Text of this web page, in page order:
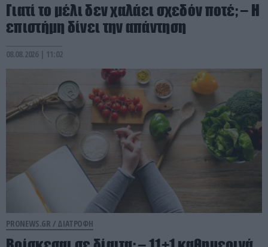
Γιατί το μέλι δεν χαλάει σχεδόν ποτέ; – Η
επιστήμη δίνει την απάντηση
08.08.2026 | 11:02
PRONEWS.GR / ΔΙΑΤΡΟΦΗ